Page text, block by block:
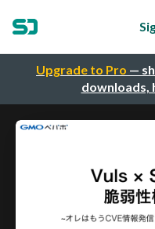
Upgrade to Pro —
downloads,